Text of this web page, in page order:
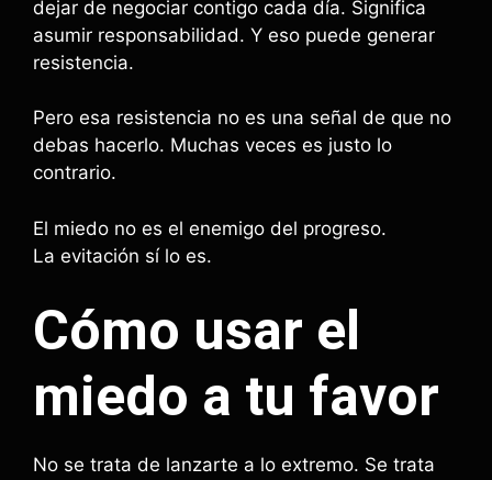
dejar de negociar contigo cada día. Significa
asumir responsabilidad. Y eso puede generar
resistencia.
Pero esa resistencia no es una señal de que no
debas hacerlo. Muchas veces es justo lo
contrario.
El miedo no es el enemigo del progreso.
La evitación sí lo es.
Cómo usar el
miedo a tu favor
No se trata de lanzarte a lo extremo. Se trata